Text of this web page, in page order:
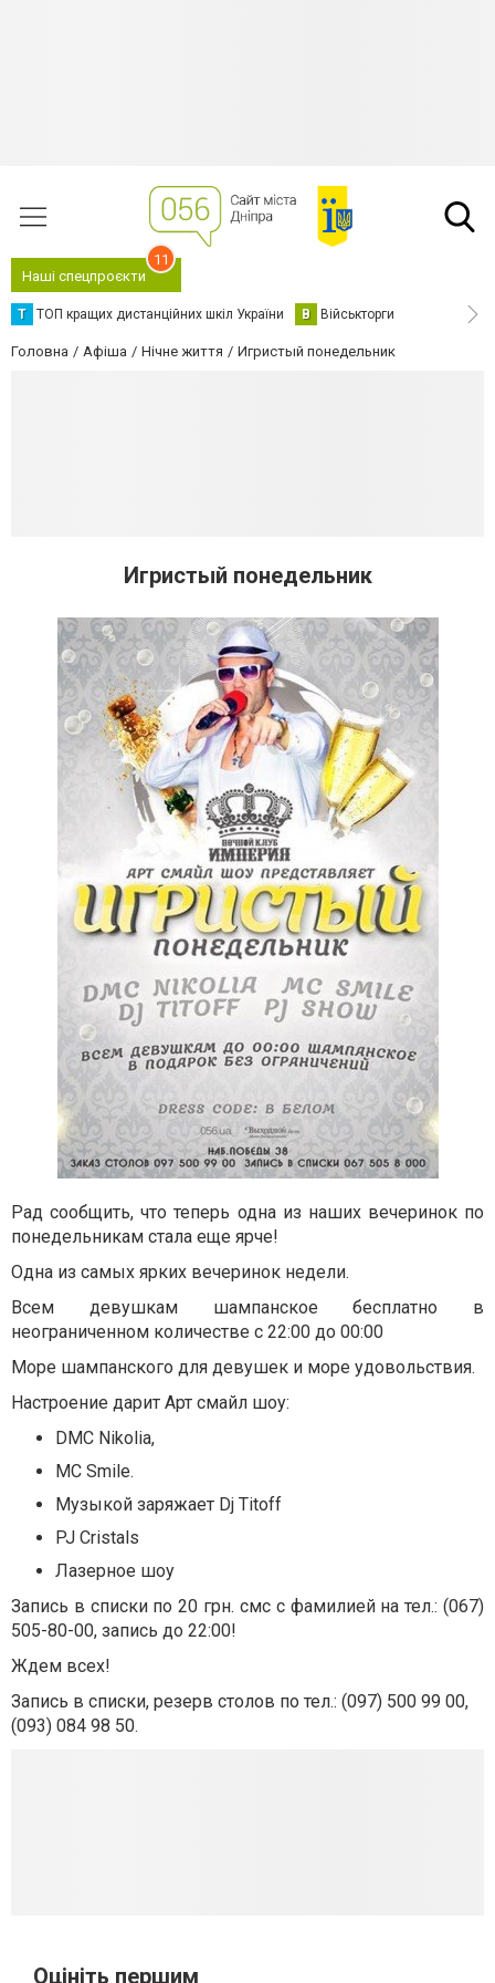
Наші спецпроєкти
11
Т ТОП кращих дистанційних шкіл України В Військторги
Головна Афіша Нічне життя Игристый понедельник
Игристый понедельник
Рад сообщить, что теперь одна из наших вечеринок по
понедельникам стала еще ярче!
Одна из самых ярких вечеринок недели.
Всем девушкам шампанское бесплатно в
неограниченном количестве с 22:00 до 00:00
Море шампанского для девушек и море удовольствия.
Настроение дарит Арт смайл шоу:
DMC Nikolia,
MC Smile.
Музыкой заряжает Dj Titoff
PJ Cristals
Лазерное шоу
Запись в списки по 20 грн. смс с фамилией на тел.: (067)
505-80-00, запись до 22:00!
Ждем всех!
Запись в списки, резерв столов по тел.: (097) 500 99 00,
(093) 084 98 50.
Оцініть першим